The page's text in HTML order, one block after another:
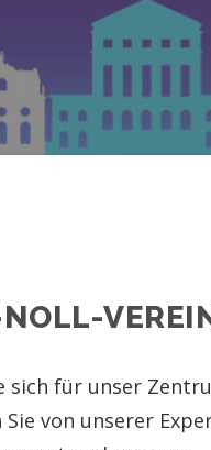
sich für unser
von unserer